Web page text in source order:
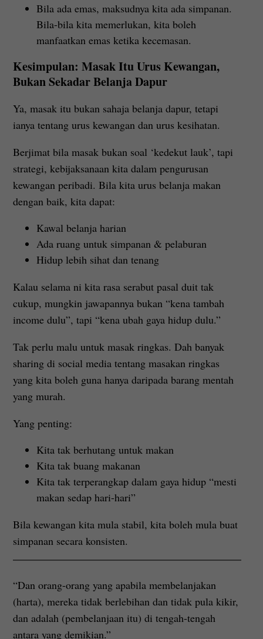
Bila ada emas, maksudnya kita ada simpanan.
Bila-bila kita memerlukan, kita boleh
manfaatkan emas ketika kecemasan.
Kesimpulan: Masak Itu Urus Kewangan,
Bukan Sekadar Belanja Dapur
Ya, masak itu bukan sahaja belanja dapur, tetapi
ianya tentang urus kewangan dan urus kesihatan.
Berjimat bila masak bukan soal ‘kedekut lauk’, tapi
strategi, kebijaksanaan kita dalam pengurusan
kewangan peribadi. Bila kita urus belanja makan
dengan baik, kita dapat:
Kawal belanja harian
Ada ruang untuk simpanan & pelaburan
Hidup lebih sihat dan tenang
Kalau selama ni kita rasa serabut pasal duit tak
cukup, mungkin jawapannya bukan “kena tambah
income dulu”, tapi “kena ubah gaya hidup dulu.”
Tak perlu malu untuk masak ringkas. Dah banyak
sharing di social media tentang masakan ringkas
yang kita boleh guna hanya daripada barang mentah
yang murah.
Yang penting:
Kita tak berhutang untuk makan
Kita tak buang makanan
Kita tak terperangkap dalam gaya hidup “mesti
makan sedap hari-hari”
Bila kewangan kita mula stabil, kita boleh mula buat
simpanan secara konsisten.
“Dan orang-orang yang apabila membelanjakan
(harta), mereka tidak berlebihan dan tidak pula kikir,
dan adalah (pembelanjaan itu) di tengah-tengah
antara yang demikian.”